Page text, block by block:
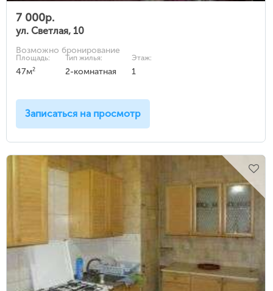
7 000р.
ул. Светлая, 10
Возможно бронирование
Площадь:
47м2
Тип жилья:
2-комнатная
Этаж:
1
Записаться на просмотр